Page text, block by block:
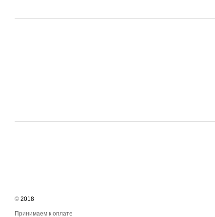
© 2018
Принимаем к оплате